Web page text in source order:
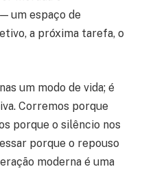
um espaço de
a próxima tarefa, o
um modo de vida; é
Corremos porque
porque o silêncio nos
porque o repouso
moderna é uma